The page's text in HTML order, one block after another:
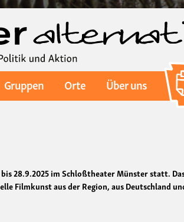
Inhalt
Gruppen Orte
Über uns
28.9.2025 im Schloßtheater Münster statt.
Filmkunst aus der Region, aus Deutschland